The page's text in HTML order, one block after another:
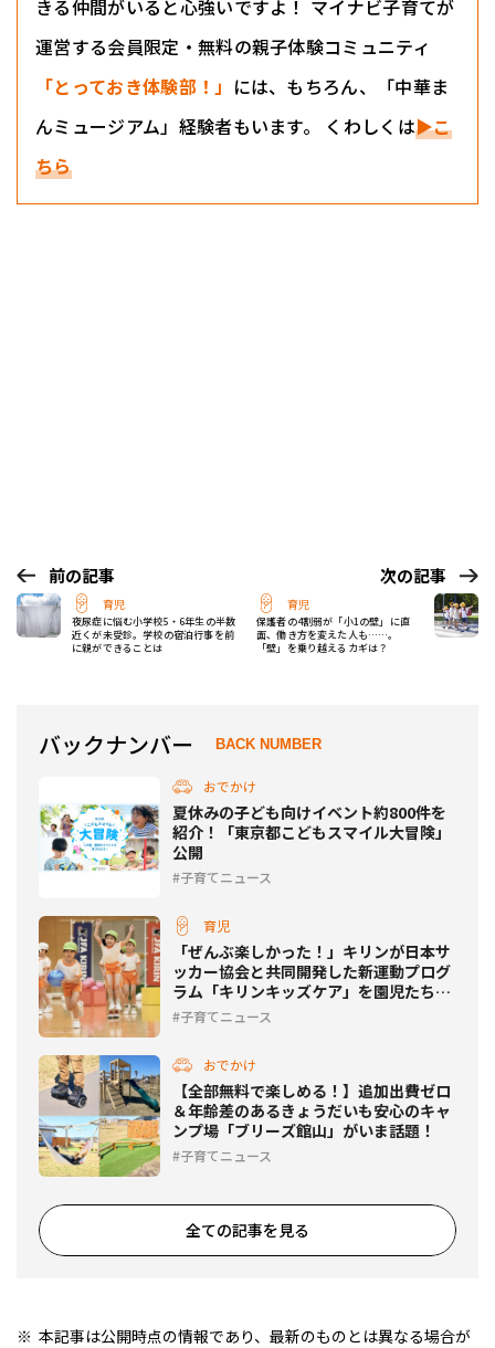
きる仲間がいると心強いですよ！ マイナビ子育てが
運営する会員限定・無料の親子体験コミュニティ
「とっておき体験部！」 には、もちろん、「中華ま
んミュージアム」経験者もいます。 くわしくは▶こ
ちら
前の記事
育児
夜尿症に悩む小学校5・6年生の半数
近くが未受診。学校の宿泊行事を前
に親ができることは
次の記事
育児
保護者の4割弱が「小1の壁」に直
面、働き方を変えた人も……。
「壁」を乗り越えるカギは？
バックナンバー BACK NUMBER
おでかけ
夏休みの子ども向けイベント約800件を
紹介！「東京都こどもスマイル大冒険」
公開
子育てニュース
育児
「ぜんぶ楽しかった！」キリンが日本サ
ッカー協会と共同開発した新運動プログ
ラム「キリンキッズケア」を園児たちが
体験
子育てニュース
おでかけ
【全部無料で楽しめる！】追加出費ゼロ
＆年齢差のあるきょうだいも安心のキャ
ンプ場「ブリーズ館山」がいま話題！
子育てニュース
全ての記事を見る
本記事は公開時点の情報であり、最新のものとは異なる場合が